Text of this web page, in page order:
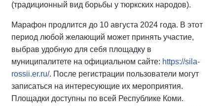
(традиционный вид борьбы у тюркских народов).
Марафон продлится до 10 августа 2024 года. В этот
период любой желающий может принять участие,
выбрав удобную для себя площадку в
муниципалитете на официальном сайте: https://sila-
rossii.er.ru/. После регистрации пользователи могут
записаться на интересующие их мероприятия.
Площадки доступны по всей Республике Коми.